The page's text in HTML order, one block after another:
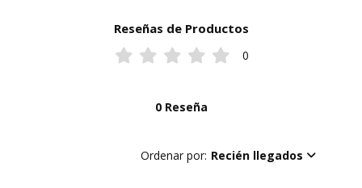
Reseñas de Productos
0
0 Reseña
Ordenar por: Recién llegados